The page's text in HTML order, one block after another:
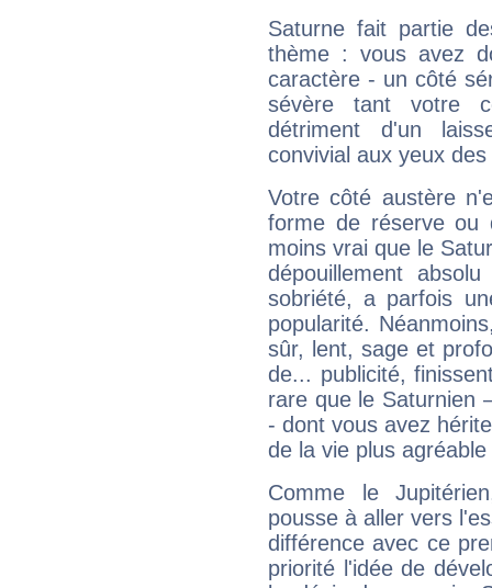
Saturne fait partie
thème : vous avez
caractère - un côté
sévère tant votre
détriment d'un
convivial aux yeux
Votre côté austère
forme de réserve
moins vrai que le
dépouillement
sobriété, a parfois
popularité.
sûr, lent, sage et
de... publicité,
rare que le Saturnien
- dont vous avez
de la vie plus
Comme le
pousse à aller vers
différence avec ce
priorité l'idée de